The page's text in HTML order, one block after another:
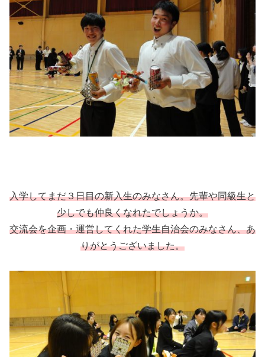
入学してまだ３日目の新入生のみなさん。先輩や同級生と
少しでも仲良くなれたでしょうか。
交流会を企画・運営してくれた学生自治会のみなさん、あ
りがとうございました。